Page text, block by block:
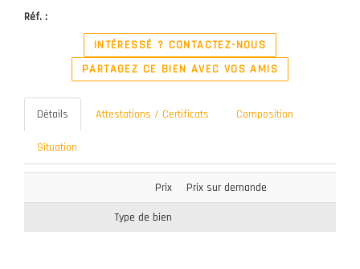
Réf. :
INTÉRESSÉ ? CONTACTEZ-NOUS
PARTAGEZ CE BIEN AVEC VOS AMIS
Détails Attestations / Certificats Composition
Situation
Prix Prix sur demande
Type de bien